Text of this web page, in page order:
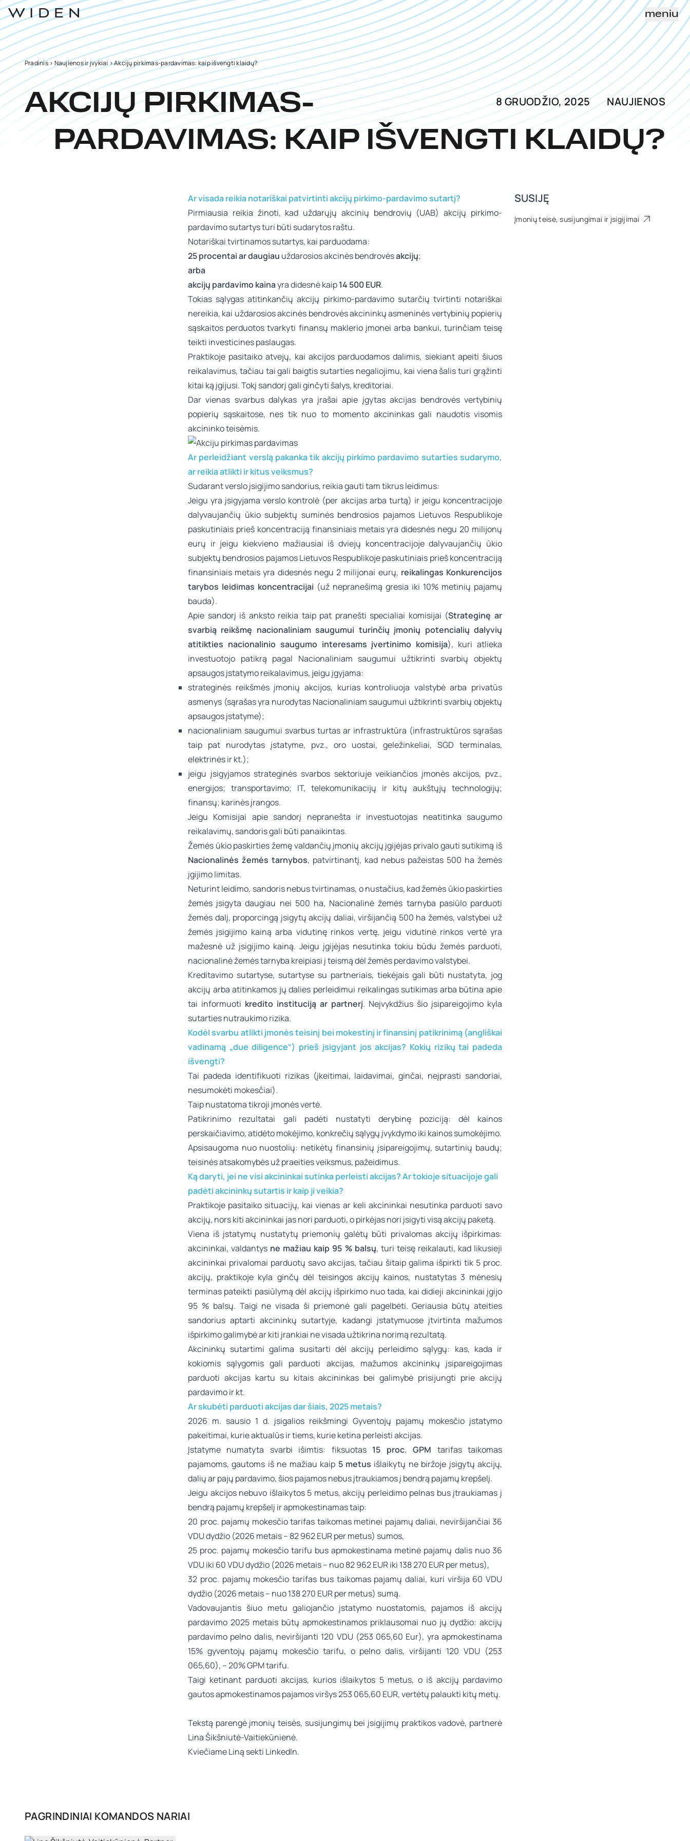
meniu
Pradinis > Naujienos ir įvykiai >Akcijų pirkimas-pardavimas: kaip išvengti klaidų?
AKCIJŲ PIRKIMAS-
PARDAVIMAS: KAIP IŠVENGTI KLAIDŲ?
8 GRUODŽIO, 2025 NAUJIENOS
SUSIJĘ
Įmonių teisė, susijungimai ir įsigijimai
Ar visada reikia notariškai patvirtinti akcijų pirkimo-pardavimo sutartį?
Pirmiausia reikia žinoti, kad uždarųjų akcinių bendrovių (UAB) akcijų pirkimo-
pardavimo sutartys turi būti sudarytos raštu.
Notariškai tvirtinamos sutartys, kai parduodama:
25 procentai ar daugiau uždarosios akcinės bendrovėsakcijų;
arba
akcijų pardavimo kainayra didesnė kaip14 500 EUR.
Tokias sąlygas atitinkančių akcijų pirkimo-pardavimo sutarčių tvirtinti notariškai
nereikia, kai uždarosios akcinės bendrovės akcininkų asmeninės vertybinių popierių
sąskaitos perduotos tvarkyti finansų maklerio įmonei arba bankui, turinčiam teisę
teikti investicines paslaugas.
Praktikoje pasitaiko atvejų, kai akcijos parduodamos dalimis, siekiant apeiti šiuos
reikalavimus, tačiau tai gali baigtis sutarties negaliojimu, kai viena šalis turi grąžinti
kitai ką įgijusi. Tokį sandorį gali ginčyti šalys, kreditoriai.
Dar vienas svarbus dalykas yra įrašai apie įgytas akcijas bendrovės vertybinių
popierių sąskaitose, nes tik nuo to momento akcininkas gali naudotis visomis
akcininko teisėmis.
Ar perleidžiant verslą pakanka tik akcijų pirkimo pardavimo sutarties sudarymo,
ar reikia atlikti ir kitus veiksmus?
Sudarant verslo įsigijimo sandorius, reikia gauti tam tikrus leidimus:
Jeigu yra įsigyjama verslo kontrolė (per akcijas arba turtą) ir jeigu koncentracijoje
dalyvaujančių ūkio subjektų suminės bendrosios pajamos Lietuvos Respublikoje
paskutiniais prieš koncentraciją finansiniais metais yra didesnės negu 20 milijonų
eurų ir jeigu kiekvieno mažiausiai iš dviejų koncentracijoje dalyvaujančių ūkio
subjektų bendrosios pajamos Lietuvos Respublikoje paskutiniais prieš koncentraciją
finansiniais metais yra didesnės negu 2 milijonai eurų, reikalingas Konkurencijos
tarybos leidimas koncentracijai (už nepranešimą gresia iki 10% metinių pajamų
bauda).
Apie sandorį iš anksto reikia taip pat pranešti specialiai komisijai (Strateginę ar
svarbią reikšmę nacionaliniam saugumui turinčių įmonių potencialių dalyvių
atitikties nacionalinio saugumo interesams įvertinimo komisija), kuri atlieka
investuotojo patikrą pagal Nacionaliniam saugumui užtikrinti svarbių objektų
apsaugos įstatymo reikalavimus, jeigu įgyjama:
strateginės reikšmės įmonių akcijos, kurias kontroliuoja valstybė arba privatūs
asmenys (sąrašas yra nurodytas Nacionaliniam saugumui užtikrinti svarbių objektų
apsaugos įstatyme);
nacionaliniam saugumui svarbus turtas ar infrastruktūra (infrastruktūros sąrašas
taip pat nurodytas įstatyme, pvz., oro uostai, geležinkeliai, SGD terminalas,
elektrinės ir kt.);
jeigu įsigyjamos strateginės svarbos sektoriuje veikiančios įmonės akcijos, pvz.,
energijos; transportavimo; IT, telekomunikacijų ir kitų aukštųjų technologijų;
finansų; karinės įrangos.
Jeigu Komisijai apie sandorį nepranešta ir investuotojas neatitinka saugumo
reikalavimų, sandoris gali būti panaikintas.
Žemės ūkio paskirties žemę valdančių įmonių akcijų įgijėjas privalo gauti sutikimą iš
Nacionalinės žemės tarnybos, patvirtinantį, kad nebus pažeistas 500 ha žemės
įgijimo limitas.
Neturint leidimo, sandoris nebus tvirtinamas, o nustačius, kad žemės ūkio paskirties
žemės įsigyta daugiau nei 500 ha, Nacionalinė žemės tarnyba pasiūlo parduoti
žemės dalį, proporcingą įsigytų akcijų daliai, viršijančią 500 ha žemės, valstybei už
žemės įsigijimo kainą arba vidutinę rinkos vertę, jeigu vidutinė rinkos vertė yra
mažesnė už įsigijimo kainą. Jeigu įgijėjas nesutinka tokiu būdu žemės parduoti,
nacionalinė žemės tarnyba kreipiasi į teismą dėl žemės perdavimo valstybei.
Kreditavimo sutartyse, sutartyse su partneriais, tiekėjais gali būti nustatyta, jog
akcijų arba atitinkamos jų dalies perleidimui reikalingas sutikimas arba būtina apie
tai informuoti kredito instituciją ar partnerį. Neįvykdžius šio įsipareigojimo kyla
sutarties nutraukimo rizika.
Kodėl svarbu atlikti įmonės teisinį bei mokestinį ir finansinį patikrinimą (angliškai
vadinamą „due diligence“) prieš įsigyjant jos akcijas? Kokių rizikų tai padeda
išvengti?
Tai padeda identifikuoti rizikas (įkeitimai, laidavimai, ginčai, neįprasti sandoriai,
nesumokėti mokesčiai).
Taip nustatoma tikroji įmonės vertė.
Patikrinimo rezultatai gali padėti nustatyti derybinę poziciją: dėl kainos
perskaičiavimo, atidėto mokėjimo, konkrečių sąlygų įvykdymo iki kainos sumokėjimo.
Apsisaugoma nuo nuostolių: netikėtų finansinių įsipareigojimų, sutartinių baudų;
teisinės atsakomybės už praeities veiksmus, pažeidimus.
Ką daryti, jei ne visi akcininkai sutinka perleisti akcijas? Ar tokioje situacijoje gali
padėti akcininkų sutartis ir kaip ji veikia?
Praktikoje pasitaiko situacijų, kai vienas ar keli akcininkai nesutinka parduoti savo
akcijų, nors kiti akcininkai jas nori parduoti, o pirkėjas nori įsigyti visą akcijų paketą.
Viena iš įstatymų nustatytų priemonių galėtų būti privalomas akcijų išpirkimas:
akcininkai, valdantys ne mažiau kaip 95 % balsų, turi teisę reikalauti, kad likusieji
akcininkai privalomai parduotų savo akcijas, tačiau šitaip galima išpirkti tik 5 proc.
akcijų, praktikoje kyla ginčų dėl teisingos akcijų kainos, nustatytas 3 mėnesių
terminas pateikti pasiūlymą dėl akcijų išpirkimo nuo tada, kai didieji akcininkai įgijo
95 % balsų. Taigi ne visada ši priemonė gali pagelbėti. Geriausia būtų ateities
sandorius aptarti akcininkų sutartyje, kadangi įstatymuose įtvirtinta mažumos
išpirkimo galimybė ar kiti įrankiai ne visada užtikrina norimą rezultatą.
Akcininkų sutartimi galima susitarti dėl akcijų perleidimo sąlygų: kas, kada ir
kokiomis sąlygomis gali parduoti akcijas, mažumos akcininkų įsipareigojimas
parduoti akcijas kartu su kitais akcininkas bei galimybė prisijungti prie akcijų
pardavimo ir kt.
Ar skubėti parduoti akcijas dar šiais, 2025 metais?
2026 m. sausio 1 d. įsigalios reikšmingi Gyventojų pajamų mokesčio įstatymo
pakeitimai, kurie aktualūs ir tiems, kurie ketina perleisti akcijas.
Įstatyme numatyta svarbi išimtis: fiksuotas 15 proc. GPM tarifas taikomas
pajamoms, gautoms iš ne mažiau kaip 5 metus išlaikytų ne biržoje įsigytų akcijų,
dalių ar pajų pardavimo, šios pajamos nebus įtraukiamos į bendrą pajamų krepšelį.
Jeigu akcijos nebuvo išlaikytos 5 metus, akcijų perleidimo pelnas bus įtraukiamas į
bendrą pajamų krepšelį ir apmokestinamas taip:
20 proc. pajamų mokesčio tarifas taikomas metinei pajamų daliai, neviršijančiai 36
VDU dydžio (2026 metais – 82 962 EUR per metus) sumos,
25 proc. pajamų mokesčio tarifu bus apmokestinama metinė pajamų dalis nuo 36
VDU iki 60 VDU dydžio (2026 metais – nuo 82 962 EUR iki 138 270 EUR per metus),
32 proc. pajamų mokesčio tarifas bus taikomas pajamų daliai, kuri viršija 60 VDU
dydžio (2026 metais – nuo 138 270 EUR per metus) sumą.
Vadovaujantis šiuo metu galiojančio įstatymo nuostatomis, pajamos iš akcijų
pardavimo 2025 metais būtų apmokestinamos priklausomai nuo jų dydžio: akcijų
pardavimo pelno dalis, neviršijanti 120 VDU (253 065,60 Eur), yra apmokestinama
15% gyventojų pajamų mokesčio tarifu, o pelno dalis, viršijanti 120 VDU (253
065,60), – 20% GPM tarifu.
Taigi ketinant parduoti akcijas, kurios išlaikytos 5 metus, o iš akcijų pardavimo
gautos apmokestinamos pajamos viršys 253 065,60 EUR, vertėtų palaukti kitų metų.
Tekstą parengė įmonių teisės, susijungimų bei įsigijimų praktikos vadovė, partnerė
Lina Šikšniutė-Vaitiekūnienė.
Kviečiame Liną sekti LinkedIn.
PAGRINDINIAI KOMANDOS NARIAI